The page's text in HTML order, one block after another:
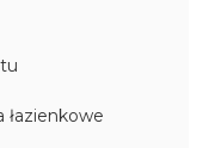
łazienkowe